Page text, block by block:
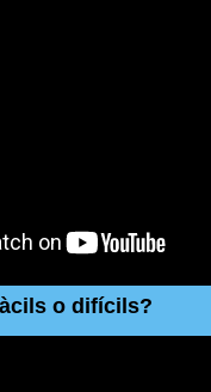
o difícils?